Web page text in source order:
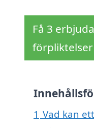
Få 3
förpliktelser
1 Vad kan